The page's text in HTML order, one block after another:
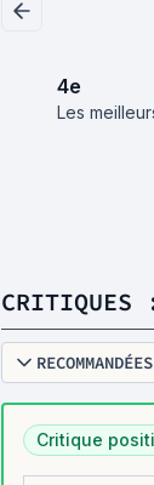
4e
Les
RECOMMANDÉES
Critique